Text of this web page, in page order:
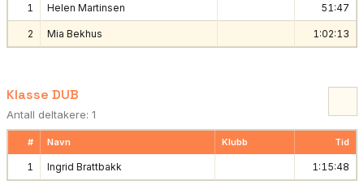
1 Helen Martinsen 51:47
2 Mia Bekhus 1:02:13
Klasse DUB
Antall deltakere: 1
# Navn Klubb Tid
1 Ingrid Brattbakk 1:15:48